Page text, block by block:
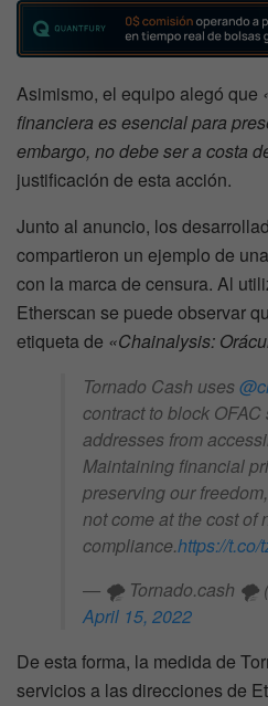
Asimismo, el equipo alegó que
financiera es esencial para
embargo, no debe ser a costa
justificación de esta acción.
Junto al anuncio, los
compartieron un ejemplo de
con la marca de censura. Al
Etherscan se puede observar
etiqueta de «Chainalysis:
Tornado Cash uses
contract to block
addresses from
Maintaining financial
preserving our
not come at the cost of
compliance.https://
— 🌪️ Tornado.cash 🌪️
April 15, 2022
De esta forma, la medida de
servicios a las direcciones de